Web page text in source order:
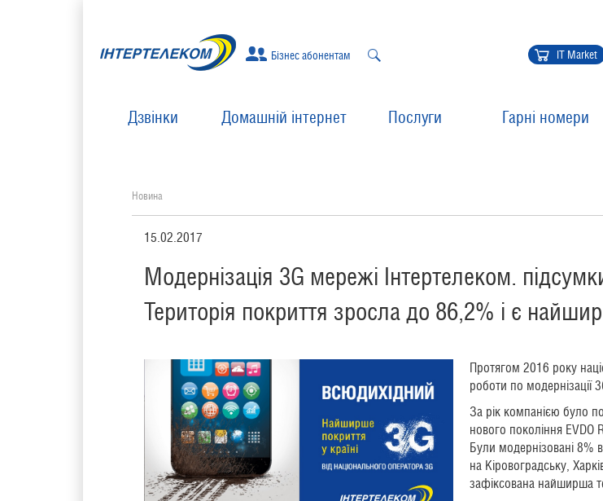
Бізнес абонентам IT Market
Дзвінки Домашній інтернет Послуги Гарні номери
Новина
15.02.2017
Модернізація 3G мережі Інтертелеком.
Територія покриття зросла до 86,2% і є
Протягом 2016 року
роботи по модернізації
За рік компанією було
нового покоління
Були модернізовані 8%
на Кіровоградську,
зафіксована найширша